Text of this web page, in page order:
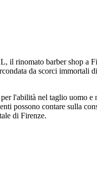
barber shop a
da scorci immortali
nel taglio uomo e
possono contare sulla
di Firenze.